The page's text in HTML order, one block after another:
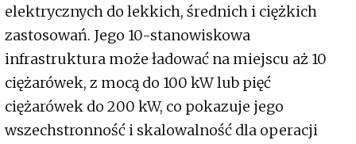
elektrycznych do lekkich, średnich i ciężkich
zastosowań. Jego 10-stanowiskowa
infrastruktura może ładować na miejscu aż 10
ciężarówek, z mocą do 100 kW lub pięć
ciężarówek do 200 kW, co pokazuje jego
wszechstronność i skalowalność dla operacji